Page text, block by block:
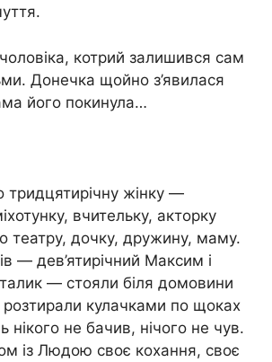
котрий залишився сам
Донечка щойно з’явилася
його покинула…
жінку —
вчительку, акторку
театру, дочку, дружину, маму.
— дев’ятирічний Максим і
— стояли біля дoмoвини
кулачками по щоках
нікого не бачив, нічого не чув.
із Людою своє кохання, своє